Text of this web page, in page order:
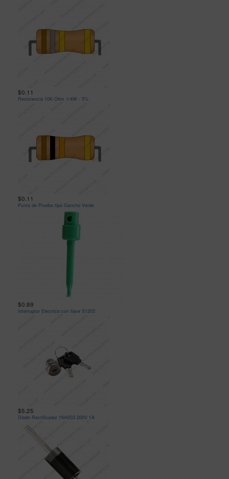
$0.11
Resistencia 10K Ohm 1/4W - 5%
$0.11
Punta de Prueba tipo Gancho Verde
$0.89
Interruptor Electrico con llave S1203
$5.25
Diodo Rectificador 1N4003 200V 1A